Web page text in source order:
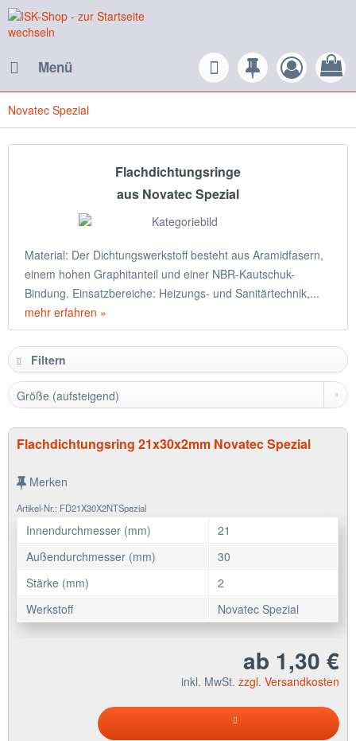
Menü
Novatec Spezial
Flachdichtungsringe
aus Novatec Spezial
Material: Der Dichtungswerkstoff besteht aus Aramidfasern,
einem hohen Graphitanteil und einer NBR-Kautschuk-
Bindung. Einsatzbereiche: Heizungs- und Sanitärtechnik,...
mehr erfahren »
Filtern
Flachdichtungsring 21x30x2mm Novatec Spezial
Merken
Artikel-Nr.: FD21X30X2NTSpezial
Innendurchmesser (mm)
21
Außendurchmesser (mm)
30
Stärke (mm)
2
Werkstoff
Novatec Spezial
ab 1,30 €
inkl. MwSt. zzgl. Versandkosten